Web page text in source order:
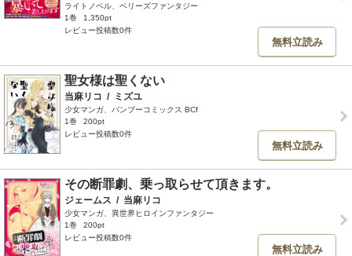
ライトノベル、ベリーズファンタジー
1巻
1,350pt
レビュー投稿数0件
無料立読み
聖女様は聖くない
当麻リコ / ミズユ
少女マンガ、バンブーコミックス BCf
1巻
200pt
レビュー投稿数0件
無料立読み
その断罪劇、乗っ取らせて頂きます。
ジェームス / 当麻リコ
少女マンガ、異世界ヒロインファンタジー
1巻
200pt
レビュー投稿数0件
無料立読み